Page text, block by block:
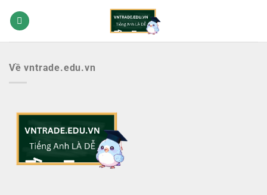
qua
Về vntrade.edu.vn